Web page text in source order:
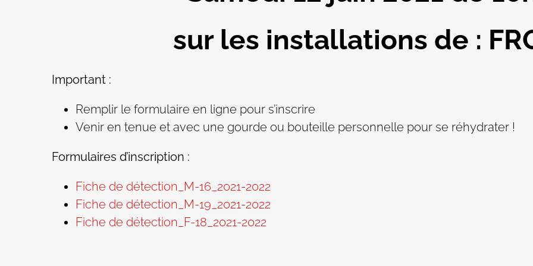
sur les installations de :
Important :
Remplir le formulaire en ligne pour s’inscrire
Venir en tenue et avec une gourde ou bouteille personnelle pour se réhydrater !
Formulaires d’inscription :
Fiche de détection_M-16_2021-2022
Fiche de détection_M-19_2021-2022
Fiche de détection_F-18_2021-2022